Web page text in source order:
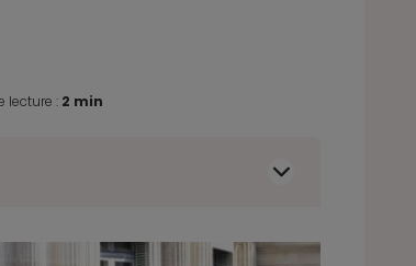
lecture : 2 min